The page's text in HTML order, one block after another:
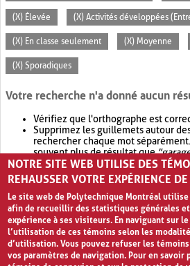
(X) Élevée (X) Activités développées
(X) En classe seulement (X) Moyenne
(X) Sporadiques
Votre recherche n'a donné aucun
Vérifiez que l'orthographe est
Supprimez les guillemets autour
rechercher chaque mot séparément.
souvent plus de résultat que
Envisagez d'élargir votre recherche
retournera souvent plus de résultat
NOTRE SITE WEB UTILISE DES
REHAUSSER VOTRE EXPÉRIENCE
Le site web de Polytechnique Montréal
afin de recueillir des statistiques générales
expérience à ses visiteurs. En naviguant sur
l’utilisation de ces témoins selon les
d’utilisation. Vous pouvez refuser les
vos paramètres de navigation. Pour en savoir